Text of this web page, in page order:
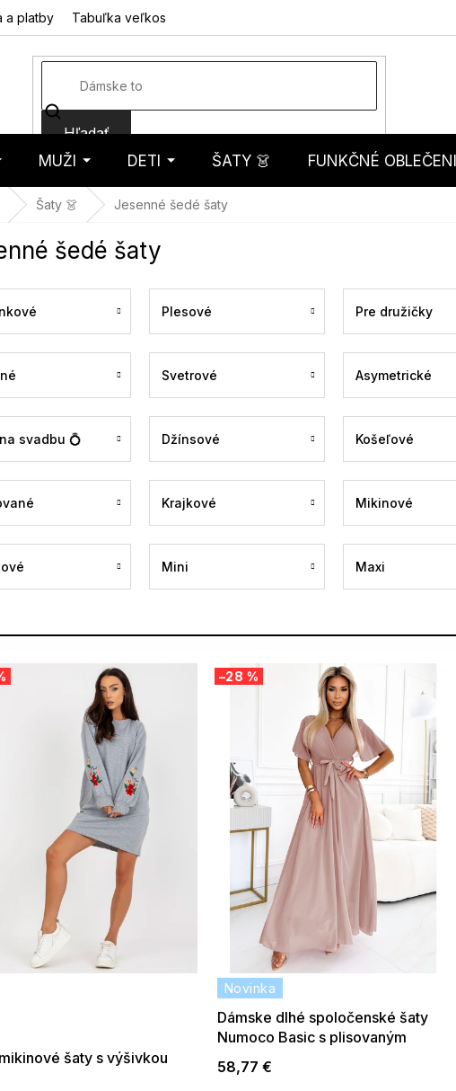
a platby Tabuľka veľkostí
Hľadať
MUŽI DETI ŠATY 👗 FUNKČNÉ
Šaty 👗 Jesenné šedé šaty
šedé šaty
Plesové Pre družičky
Svetrové Asymetrické
svadbu 💍 Džínsové Košeľové
Krajkové Mikinové
Mini Maxi
šaty s výšivkou
Novinka
–28 %
Dámske dlhé spoločenské šaty
Numoco Basic s plisovaným
výstrihom šedobéžové
58,77 €